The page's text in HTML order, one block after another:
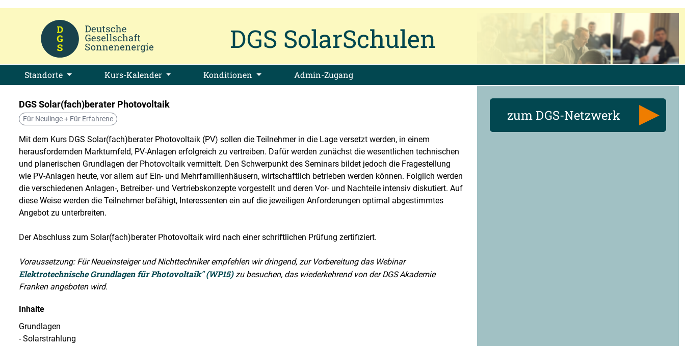
DGS SolarSchulen
Standorte Kurs-Kalender Konditionen Admin-Zugang
DGS Solar(fach)berater Photovoltaik
Für Neulinge + Für Erfahrene
Mit dem Kurs DGS Solar(fach)berater Photovoltaik (PV) sollen die Teilnehmer in die Lage versetzt werden, in einem
herausfordernden Marktumfeld, PV-Anlagen erfolgreich zu vertreiben. Dafür werden zunächst die wesentlichen technischen
und planerischen Grundlagen der Photovoltaik vermittelt. Den Schwerpunkt des Seminars bildet jedoch die Fragestellung
wie PV-Anlagen heute, vor allem auf Ein- und Mehrfamilienhäusern, wirtschaftlich betrieben werden können. Folglich werden
die verschiedenen Anlagen-, Betreiber- und Vertriebskonzepte vorgestellt und deren Vor- und Nachteile intensiv diskutiert. Auf
diese Weise werden die Teilnehmer befähigt, Interessenten ein auf die jeweiligen Anforderungen optimal abgestimmtes
Angebot zu unterbreiten.
Der Abschluss zum Solar(fach)berater Photovoltaik wird nach einer schriftlichen Prüfung zertifiziert.
Voraussetzung: Für Neueinsteiger und Nichttechniker empfehlen wir dringend, zur Vorbereitung das Webinar
Elektrotechnische Grundlagen für Photovoltaik" (WP15)zu besuchen, das wiederkehrend von der DGS Akademie
Franken angeboten wird.
Inhalte
Grundlagen
- Solarstrahlung
zum DGS-Netzwerk